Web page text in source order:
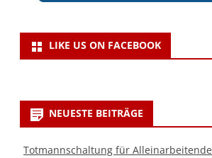
LIKE US ON FACEBOOK
NEUESTE BEITRÄGE
Totmannschaltung für Alleinarbeitende